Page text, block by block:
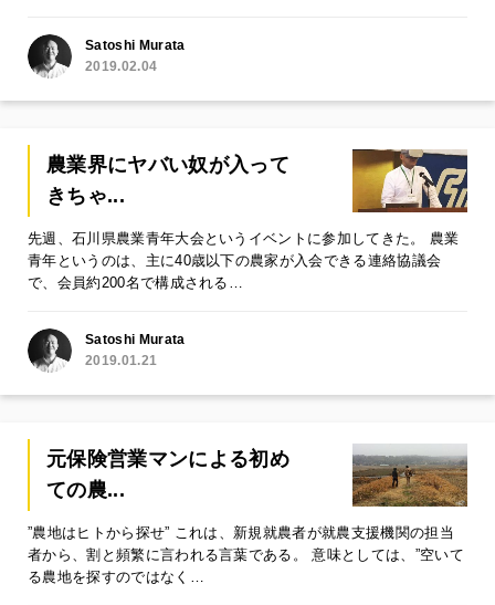
Satoshi Murata
2019.02.04
農業界にヤバい奴が入って
きちゃ...
先週、石川県農業青年大会というイベントに参加してきた。 農業
青年というのは、主に40歳以下の農家が入会できる連絡協議会
で、会員約200名で構成される…
Satoshi Murata
2019.01.21
元保険営業マンによる初め
ての農...
”農地はヒトから探せ” これは、新規就農者が就農支援機関の担当
者から、割と頻繁に言われる言葉である。 意味としては、”空いて
る農地を探すのではなく…